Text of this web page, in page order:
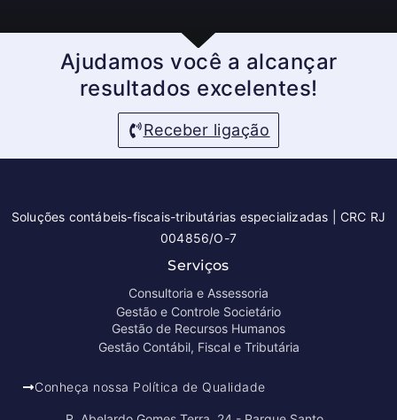
Ajudamos você a alcançar
resultados excelentes!
Receber ligação
Soluções contábeis-fiscais-tributárias especializadas | CRC RJ
004856/O-7
Serviços
Consultoria e Assessoria
Gestão e Controle Societário
Gestão de Recursos Humanos
Gestão Contábil, Fiscal e Tributária
Conheça nossa Política de Qualidade